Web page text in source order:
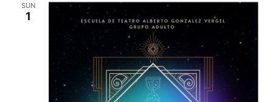
SUN
1